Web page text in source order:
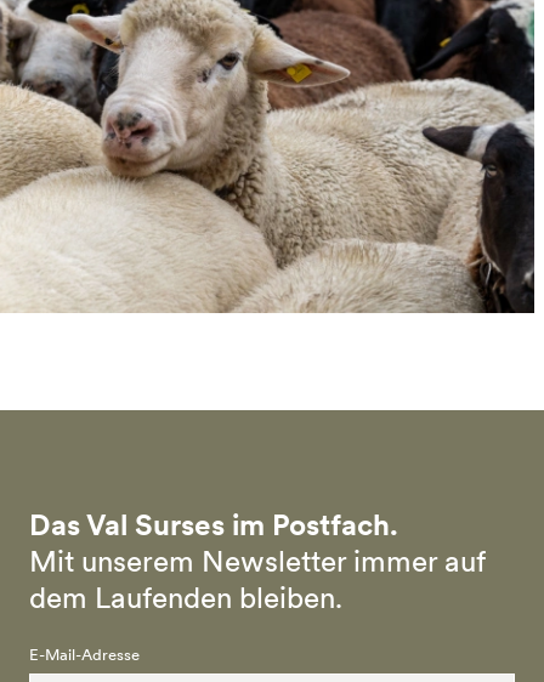
Das Val Surses im Postfach.
Mit unserem Newsletter immer auf
dem Laufenden bleiben.
E-Mail-Adresse